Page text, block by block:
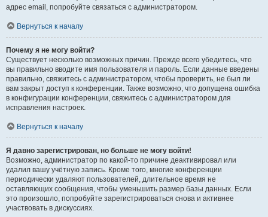
адрес email, попробуйте связаться с администратором.
Вернуться к началу
Почему я не могу войти?
Существует несколько возможных причин. Прежде всего убедитесь, что
вы правильно вводите имя пользователя и пароль. Если данные введены
правильно, свяжитесь с администратором, чтобы проверить, не был ли
вам закрыт доступ к конференции. Также возможно, что допущена ошибка
в конфигурации конференции, свяжитесь с администратором для
исправления настроек.
Вернуться к началу
Я давно зарегистрирован, но больше не могу войти!
Возможно, администратор по какой-то причине деактивировал или
удалил вашу учётную запись. Кроме того, многие конференции
периодически удаляют пользователей, длительное время не
оставляющих сообщения, чтобы уменьшить размер базы данных. Если
это произошло, попробуйте зарегистрироваться снова и активнее
участвовать в дискуссиях.